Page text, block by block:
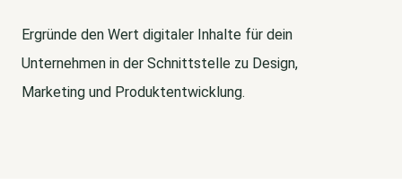
Ergründe den Wert digitaler Inhalte für dein
Unternehmen in der Schnittstelle zu Design,
Marketing und Produktentwicklung.